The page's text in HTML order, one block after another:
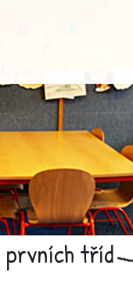
prvních tříd